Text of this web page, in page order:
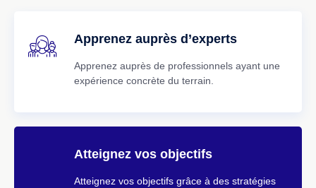
Apprenez auprès d’experts
Apprenez auprès de professionnels ayant une
expérience concrète du terrain.
Atteignez vos objectifs
Atteignez vos objectifs grâce à des stratégies